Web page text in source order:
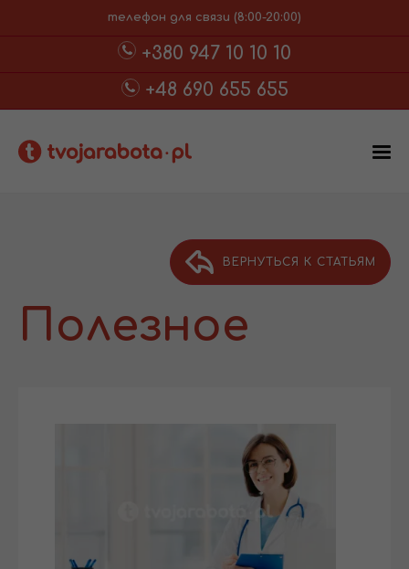
телефон для связи (8:00-20:00)
+380 947 10 10 10
+48 690 655 655
ВЕРНУТЬСЯ К СТАТЬЯМ
Полезное